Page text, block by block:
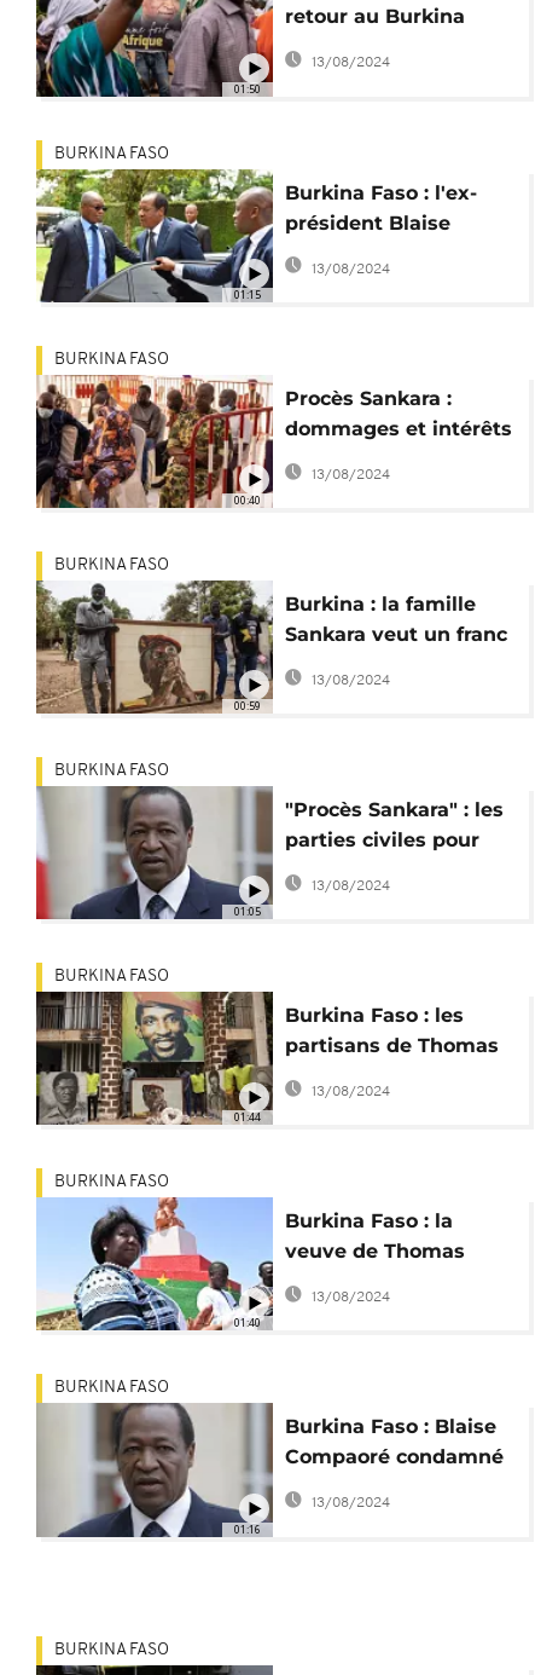
01:50
retour au Burkina
Faso après 8 ans d'exil
13/08/2024
01:15
BURKINA FASO
Burkina Faso : l'ex-
président Blaise
Compaoré attendu à
Ouagadougou
13/08/2024
00:40
BURKINA FASO
Procès Sankara :
dommages et intérêts
records pour les
coupables
13/08/2024
00:59
BURKINA FASO
Burkina : la famille
Sankara veut un franc
symbolique en
compensation
13/08/2024
01:05
BURKINA FASO
"Procès Sankara" : les
parties civiles pour
l'extradition de
Compaoré
13/08/2024
01:44
BURKINA FASO
Burkina Faso : les
partisans de Thomas
Sankara réagissent au
verdict
13/08/2024
01:40
BURKINA FASO
Burkina Faso : la
veuve de Thomas
Sankara satisfaite des
13/08/2024
01:16
BURKINA FASO
Burkina Faso : Blaise
Compaoré condamné
à vie dans le "procès
13/08/2024
BURKINA FASO